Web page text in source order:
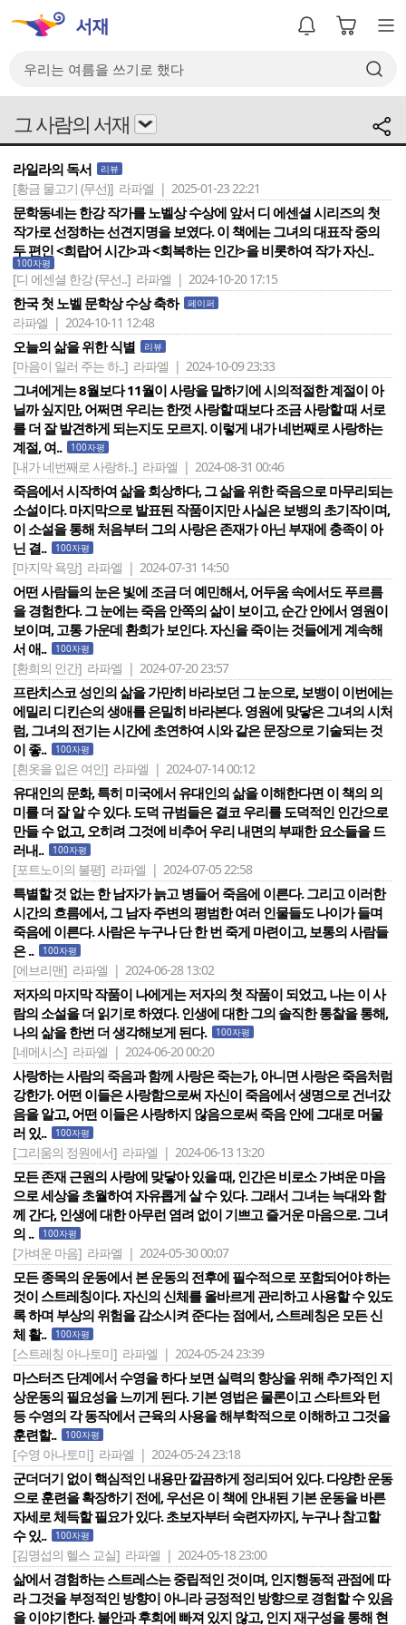
그 사람의 서재
라일라의 독서 리뷰
[황금 물고기 (무선)] 라파엘 | 2025-01-23 22:21
문학동네는 한강 작가를 노벨상 수상에 앞서 디 에센셜 시리즈의 첫
작가로 선정하는 선견지명을 보였다. 이 책에는 그녀의 대표작 중의
두 편인 <희랍어 시간>과 <회복하는 인간>을 비롯하여 작가 자신..
100자평
[디 에센셜 한강 (무선..] 라파엘 | 2024-10-20 17:15
한국 첫 노벨 문학상 수상 축하 페이퍼
라파엘 | 2024-10-11 12:48
오늘의 삶을 위한 식별 리뷰
[마음이 일러 주는 하..] 라파엘 | 2024-10-09 23:33
그녀에게는 8월보다 11월이 사랑을 말하기에 시의적절한 계절이 아
닐까 싶지만, 어쩌면 우리는 한껏 사랑할 때보다 조금 사랑할 때 서로
를 더 잘 발견하게 되는지도 모르지. 이렇게 내가 네번째로 사랑하는
계절, 여..
100자평
[내가 네번째로 사랑하..] 라파엘 | 2024-08-31 00:46
죽음에서 시작하여 삶을 회상하다, 그 삶을 위한 죽음으로 마무리되는
소설이다. 마지막으로 발표된 작품이지만 사실은 보뱅의 초기작이며,
이 소설을 통해 처음부터 그의 사랑은 존재가 아닌 부재에 충족이 아
닌 결..
100자평
[마지막 욕망] 라파엘 | 2024-07-31 14:50
어떤 사람들의 눈은 빛에 조금 더 예민해서, 어두움 속에서도 푸르름
을 경험한다. 그 눈에는 죽음 안쪽의 삶이 보이고, 순간 안에서 영원이
보이며, 고통 가운데 환희가 보인다. 자신을 죽이는 것들에게 계속해
서 애..
100자평
[환희의 인간] 라파엘 | 2024-07-20 23:57
프란치스코 성인의 삶을 가만히 바라보던 그 눈으로, 보뱅이 이번에는
에밀리 디킨슨의 생애를 은밀히 바라본다. 영원에 맞닿은 그녀의 시처
럼, 그녀의 전기는 시간에 초연하여 시와 같은 문장으로 기술되는 것
이 좋..
100자평
[흰옷을 입은 여인] 라파엘 | 2024-07-14 00:12
유대인의 문화, 특히 미국에서 유대인의 삶을 이해한다면 이 책의 의
미를 더 잘 알 수 있다. 도덕 규범들은 결코 우리를 도덕적인 인간으로
만들 수 없고, 오히려 그것에 비추어 우리 내면의 부패한 요소들을 드
러내..
100자평
[포트노이의 불평] 라파엘 | 2024-07-05 22:58
특별할 것 없는 한 남자가 늙고 병들어 죽음에 이른다. 그리고 이러한
시간의 흐름에서, 그 남자 주변의 평범한 여러 인물들도 나이가 들며
죽음에 이른다. 사람은 누구나 단 한 번 죽게 마련이고, 보통의 사람들
은 ..
100자평
[에브리맨] 라파엘 | 2024-06-28 13:02
저자의 마지막 작품이 나에게는 저자의 첫 작품이 되었고, 나는 이 사
람의 소설을 더 읽기로 하였다. 인생에 대한 그의 솔직한 통찰을 통해,
나의 삶을 한번 더 생각해보게 된다.
100자평
[네메시스] 라파엘 | 2024-06-20 00:20
사랑하는 사람의 죽음과 함께 사랑은 죽는가, 아니면 사랑은 죽음처럼
강한가. 어떤 이들은 사랑함으로써 자신이 죽음에서 생명으로 건너갔
음을 알고, 어떤 이들은 사랑하지 않음으로써 죽음 안에 그대로 머물
러 있..
100자평
[그리움의 정원에서] 라파엘 | 2024-06-13 13:20
모든 존재 근원의 사랑에 맞닿아 있을 때, 인간은 비로소 가벼운 마음
으로 세상을 초월하여 자유롭게 살 수 있다. 그래서 그녀는 늑대와 함
께 간다, 인생에 대한 아무런 염려 없이 기쁘고 즐거운 마음으로. 그녀
의 ..
100자평
[가벼운 마음] 라파엘 | 2024-05-30 00:07
모든 종목의 운동에서 본 운동의 전후에 필수적으로 포함되어야 하는
것이 스트레칭이다. 자신의 신체를 올바르게 관리하고 사용할 수 있도
록 하며 부상의 위험을 감소시켜 준다는 점에서, 스트레칭은 모든 신
체 활..
100자평
[스트레칭 아나토미] 라파엘 | 2024-05-24 23:39
마스터즈 단계에서 수영을 하다 보면 실력의 향상을 위해 추가적인 지
상운동의 필요성을 느끼게 된다. 기본 영법은 물론이고 스타트와 턴
등 수영의 각 동작에서 근육의 사용을 해부학적으로 이해하고 그것을
훈련할..
100자평
[수영 아나토미] 라파엘 | 2024-05-24 23:18
군더더기 없이 핵심적인 내용만 깔끔하게 정리되어 있다. 다양한 운동
으로 훈련을 확장하기 전에, 우선은 이 책에 안내된 기본 운동을 바른
자세로 체득할 필요가 있다. 초보자부터 숙련자까지, 누구나 참고할
수 있..
100자평
[김명섭의 헬스 교실] 라파엘 | 2024-05-18 23:00
삶에서 경험하는 스트레스는 중립적인 것이며, 인지행동적 관점에 따
라 그것을 부정적인 방향이 아니라 긍정적인 방향으로 경험할 수 있음
을 이야기한다. 불안과 후회에 빠져 있지 않고, 인지 재구성을 통해 현